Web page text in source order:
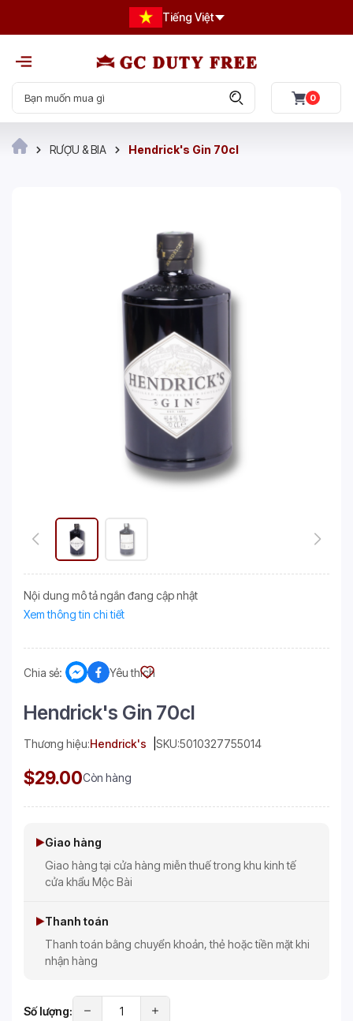
Tiếng Việt
0
RƯỢU & BIA Hendrick's Gin 70cl
Nội dung mô tả ngắn đang cập nhật
Xem thông tin chi tiết
Chia sẻ: Yêu thích
Hendrick's Gin 70cl
Thương hiệu:Hendrick's SKU:5010327755014
$29.00Còn hàng
Giao hàng
Giao hàng tại cửa hàng miễn thuế trong khu kinh tế
cửa khẩu Mộc Bài
Thanh toán
Thanh toán bằng chuyển khoản, thẻ hoặc tiền mặt khi
nhận hàng
Số lượng: